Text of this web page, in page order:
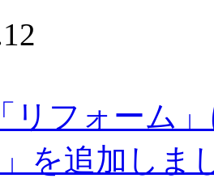
リフォーム
」を追加しま